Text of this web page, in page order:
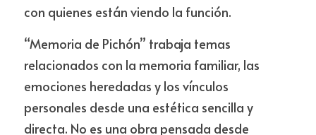
con quienes están viendo la función.
“Memoria de Pichón” trabaja temas
relacionados con la memoria familiar, las
emociones heredadas y los vínculos
personales desde una estética sencilla y
directa. No es una obra pensada desde